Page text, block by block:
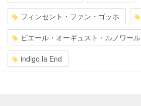
フィンセント・ファン・ゴッホ
ピエール・オーギュスト・ルノワール
indigo la End